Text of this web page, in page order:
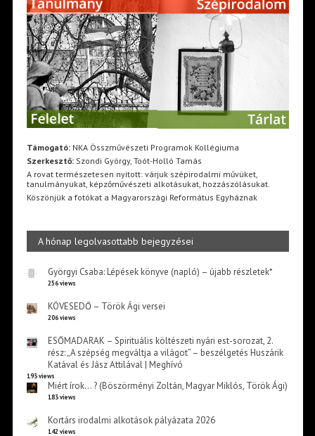
Támogató:NKA Összművészeti Programok Kollégiuma
Szerkesztő:Szondi György, Toót-Holló Tamás
A rovat természetesen nyitott: várjuk szépirodalmi művüket,
tanulmányukat, képzőművészeti alkotásukat, hozzászólásukat.
Köszönjük a fotókat a Magyarországi Református Egyháznak
A hónap legolvasottabb bejegyzései
Györgyi Csaba: Lépések könyve (napló) – újabb részletek*
256 views
KÖVESEDŐ – Török Ági versei
206 views
ESŐMADARAK – Spirituális költészeti nyári est-sorozat, 2.
rész: „A szépség megváltja a világot” – beszélgetés Huszárik
Katával és Jász Attilával | Meghívó
193 views
Miért írok… ? (Böszörményi Zoltán, Magyar Miklós, Török Ági)
183 views
Kortárs irodalmi alkotások pályázata 2026
142 views